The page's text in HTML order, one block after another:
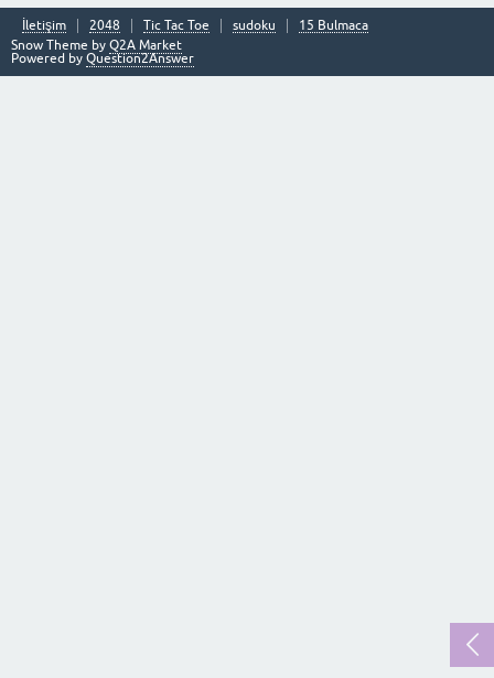
İletişim 2048 Tic Tac Toe sudoku
15 Bulmaca
Snow Theme by Q2A Market
Powered by Question2Answer